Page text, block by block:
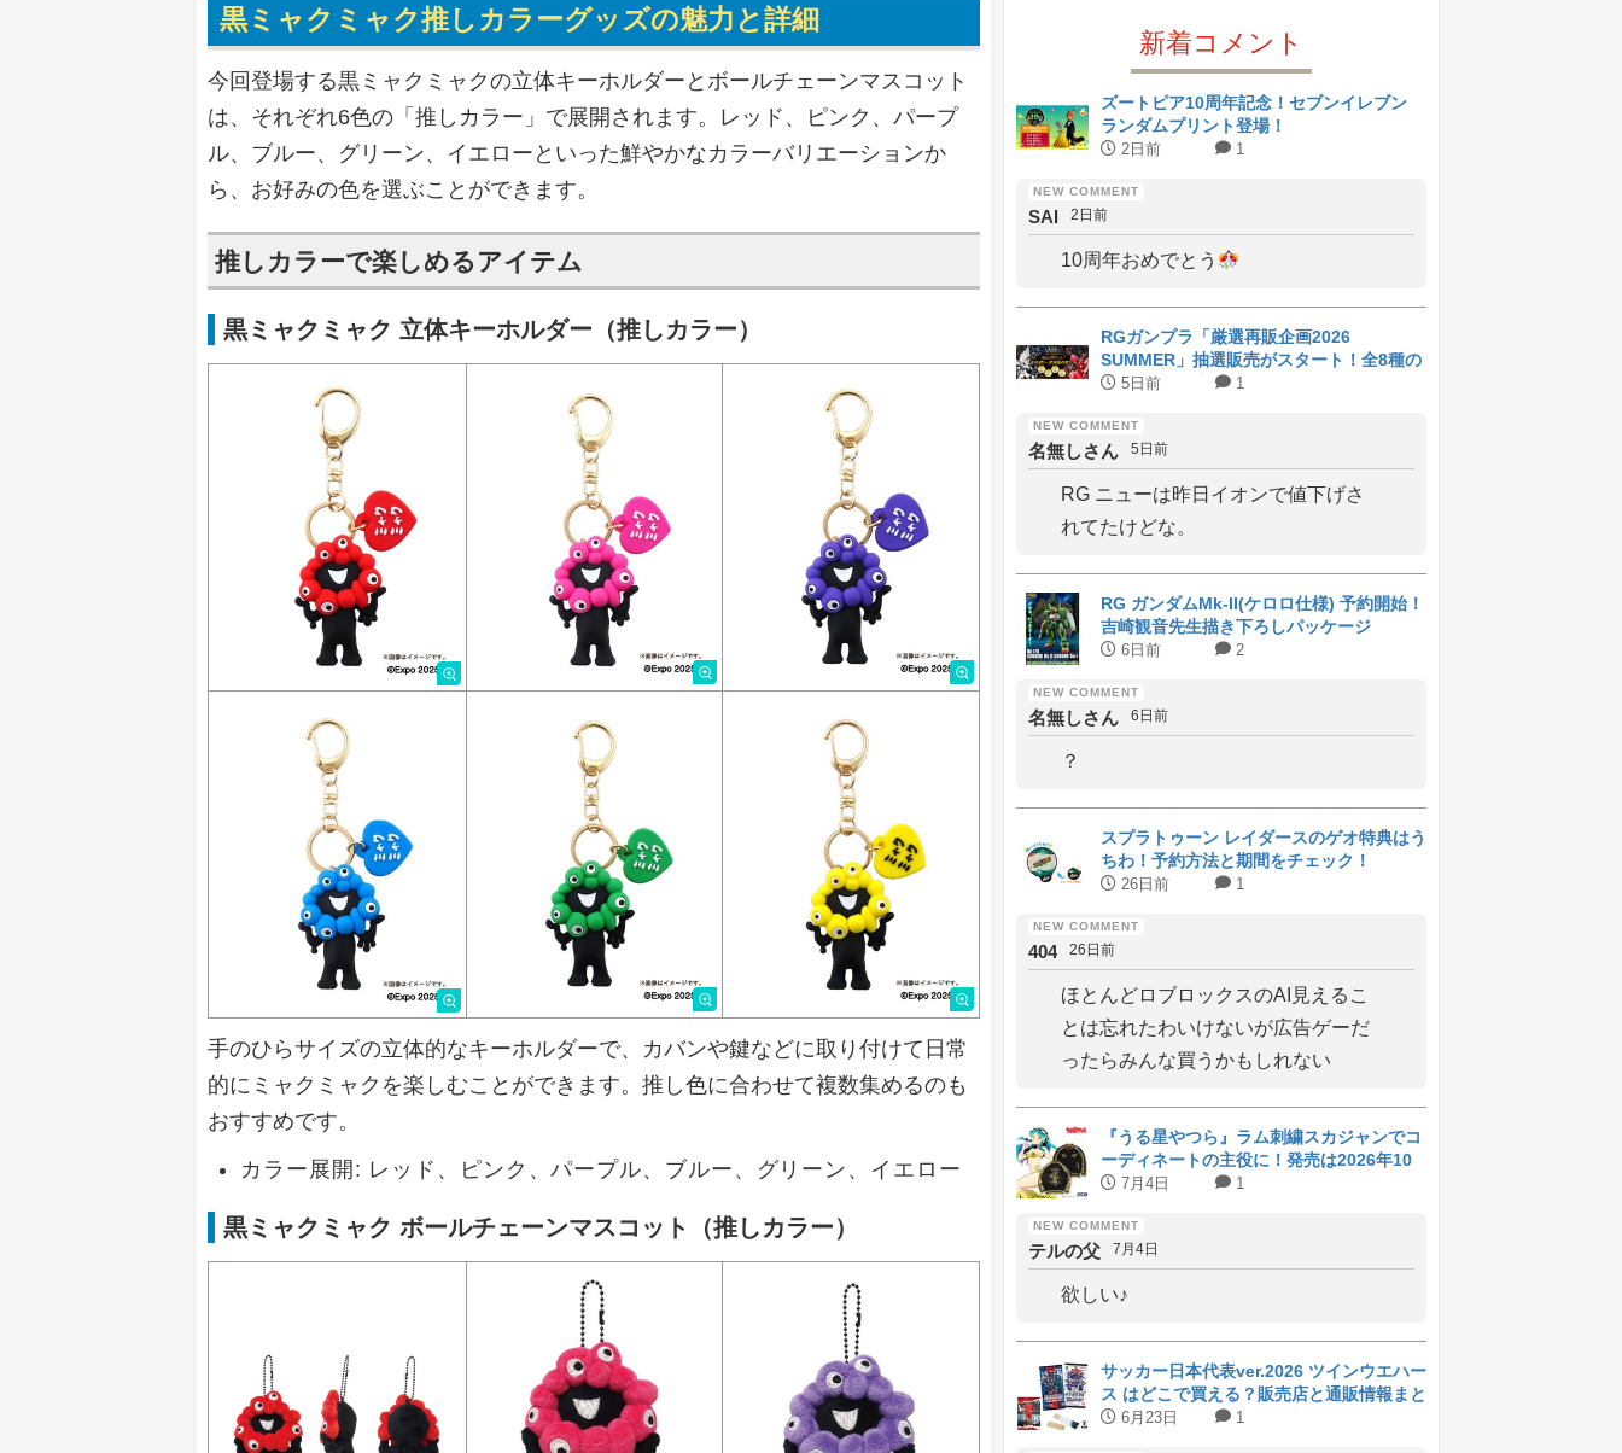
黒ミャクミャク推しカラーグッズの魅力と詳細
今回登場する黒ミャクミャクの立体キーホルダーとボールチェーンマスコット
は、それぞれ6色の「推しカラー」で展開されます。レッド、ピンク、パープ
ル、ブルー、グリーン、イエローといった鮮やかなカラーバリエーションか
ら、お好みの色を選ぶことができます。
推しカラーで楽しめるアイテム
黒ミャクミャク 立体キーホルダー（推しカラー）
手のひらサイズの立体的なキーホルダーで、カバンや鍵などに取り付けて日常
的にミャクミャクを楽しむことができます。推し色に合わせて複数集めるのも
おすすめです。
カラー展開: レッド、ピンク、パープル、ブルー、グリーン、イエロー
黒ミャクミャク ボールチェーンマスコット（推しカラー）
新着コメント
ズートピア10周年記念！セブンイレブン
ランダムプリント登場！
2日前 1
SAI 2日前
10周年おめでとう
RGガンプラ「厳選再販企画2026
SUMMER」抽選販売がスタート！全8種の
ラインナップと受付期間
5日前 1
名無しさん 5日前
RG ニューは昨日イオンで値下げさ
れてたけどな。
RG ガンダムMk-II(ケロロ仕様) 予約開始！
吉崎観音先生描き下ろしパッケージ
6日前 2
名無しさん 6日前
？
スプラトゥーン レイダースのゲオ特典はう
ちわ！予約方法と期間をチェック！
26日前 1
404 26日前
ほとんどロブロックスのAI見えるこ
とは忘れたわいけないが広告ゲーだ
ったらみんな買うかもしれない
『うる星やつら』ラム刺繍スカジャンでコ
ーディネートの主役に！発売は2026年10
月上旬
7月4日 1
テルの父 7月4日
欲しい♪
サッカー日本代表ver.2026 ツインウエハー
ス はどこで買える？販売店と通販情報まと
め 6月23日 1